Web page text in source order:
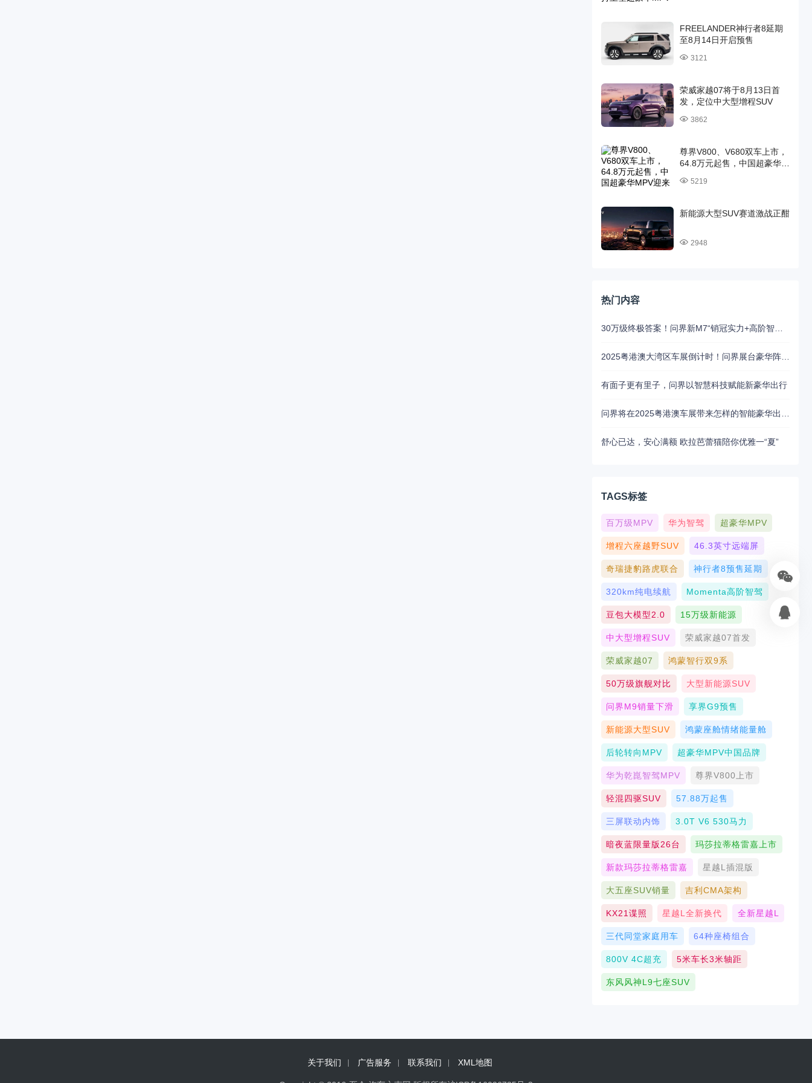
FREELANDER神行者8延期
至8月14日开启预售
3121
荣威家越07将于8月13日首
发，定位中大型增程SUV
3862
尊界V800、V680双车上市，
64.8万元起售，中国超豪华
5219
新能源大型SUV赛道激战正酣
2948
热门内容
2025粤港澳大湾区车展倒计时！问界展台豪华阵容抢先揭秘
有面子更有里子，问界以智慧科技赋能新豪华出行
舒心已达，安心满额 欧拉芭蕾猫陪你优雅一“夏”
TAGS标签
百万级MPV 华为智驾 超豪华MPV
增程六座越野SUV 46.3英寸远端屏
奇瑞捷豹路虎联合 神行者8预售延期
320km纯电续航 Momenta高阶智驾
豆包大模型2.0 15万级新能源
中大型增程SUV 荣威家越07首发
荣威家越07 鸿蒙智行双9系
50万级旗舰对比 大型新能源SUV
问界M9销量下滑 享界G9预售
新能源大型SUV 鸿蒙座舱情绪能量舱
后轮转向MPV 超豪华MPV中国品牌
华为乾崑智驾MPV 尊界V800上市
轻混四驱SUV 57.88万起售
三屏联动内饰 3.0T V6 530马力
暗夜蓝限量版26台 玛莎拉蒂格雷嘉上市
新款玛莎拉蒂格雷嘉 星越L插混版
大五座SUV销量 吉利CMA架构
KX21谍照 星越L全新换代 全新星越L
三代同堂家庭用车 64种座椅组合
800V 4C超充 5米车长3米轴距
东风风神L9七座SUV
关于我们 广告服务 联系我们 XML地图